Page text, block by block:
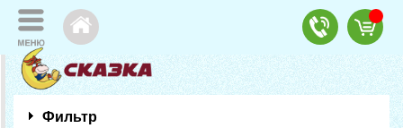
Фильтр